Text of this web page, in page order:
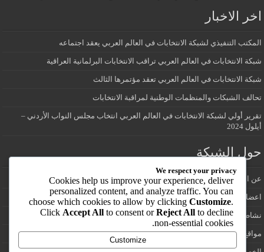
اخر الاخبار
المكتب التنفيذي لشبكة الانتخابات في العالم العربي يعقد اجتماعه
شبكة الانتخابات في العالم العربي تراقب الانتخابات البرلمانية العراقية
شبكة الانتخابات في العالم العربي تعقد مؤتمرها الثالث
تحالف الشبكات والمنظمات الوطنية لمراقبة الانتخابات
تقرير أولي لشبكة الانتخابات في العالم العربي انتخاب مجلس النواب الأردني –
أيلول 2024
حول الشبكة
عن الشبكة
اعضاء شبكة الانتخابات في العالم العربي
نشاطات الشبكة
مواقع انتخابية
We respect your privacy
Cookies help us improve your experience, deliver
personalized content, and analyze traffic. You can
choose which cookies to allow by clickingCustomize.
Click Accept All to consent orReject All to decline
non-essential cookies.
Customize